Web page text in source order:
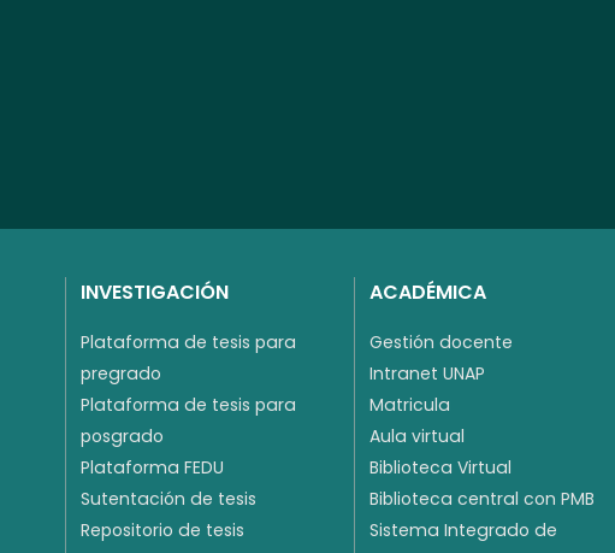
INVESTIGACIÓN
Plataforma de tesis para
pregrado
Plataforma de tesis para
posgrado
Plataforma FEDU
Sutentación de tesis
Repositorio de tesis
ACADÉMICA
Gestión docente
Intranet UNAP
Matricula
Aula virtual
Biblioteca Virtual
Biblioteca central con PMB
Sistema Integrado de